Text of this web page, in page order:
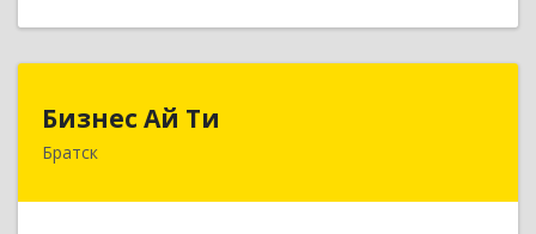
Бизнес Ай Ти
Братск
665717, Иркутская обл, Братск г, Центральный